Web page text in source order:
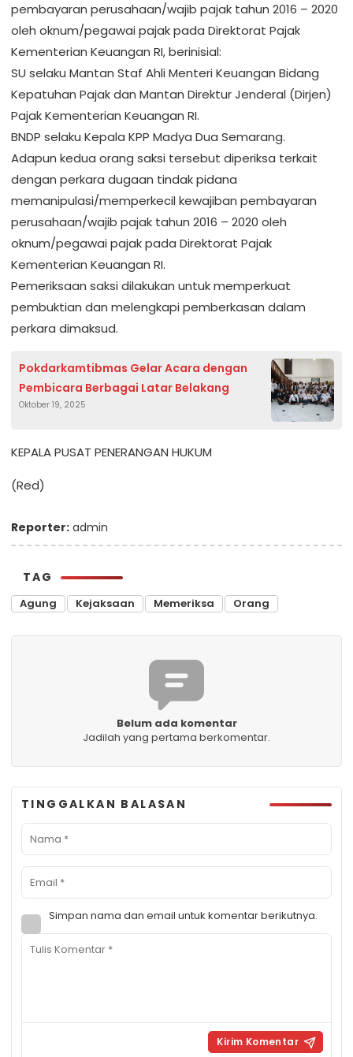
pembayaran perusahaan/wajib pajak tahun 2016 – 2020
oleh oknum/pegawai pajak pada Direktorat Pajak
Kementerian Keuangan RI, berinisial:
SU selaku Mantan Staf Ahli Menteri Keuangan Bidang
Kepatuhan Pajak dan Mantan Direktur Jenderal (Dirjen)
Pajak Kementerian Keuangan RI.
BNDP selaku Kepala KPP Madya Dua Semarang.
Adapun kedua orang saksi tersebut diperiksa terkait
dengan perkara dugaan tindak pidana
memanipulasi/memperkecil kewajiban pembayaran
perusahaan/wajib pajak tahun 2016 – 2020 oleh
oknum/pegawai pajak pada Direktorat Pajak
Kementerian Keuangan RI.
Pemeriksaan saksi dilakukan untuk memperkuat
pembuktian dan melengkapi pemberkasan dalam
perkara dimaksud.
Pokdarkamtibmas Gelar Acara dengan
Pembicara Berbagai Latar Belakang
Oktober 19, 2025
KEPALA PUSAT PENERANGAN HUKUM
(Red)
Reporter: admin
TAG
Agung Kejaksaan Memeriksa Orang
Belum ada komentar
Jadilah yang pertama berkomentar.
TINGGALKAN BALASAN
Simpan nama dan email untuk komentar berikutnya.